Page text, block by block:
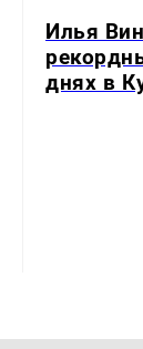
Илья
днях в